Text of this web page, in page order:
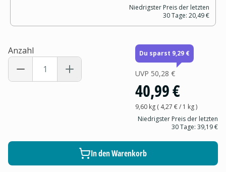
Niedrigster Preis der letzten
30 Tage: 20,49 €
Anzahl Du sparst 9,29 €
UVP 50,28 €
40,99 €
9,60 kg( 4,27 €/ 1 kg)
Niedrigster Preis der letzten
30 Tage: 39,19 €
In den Warenkorb